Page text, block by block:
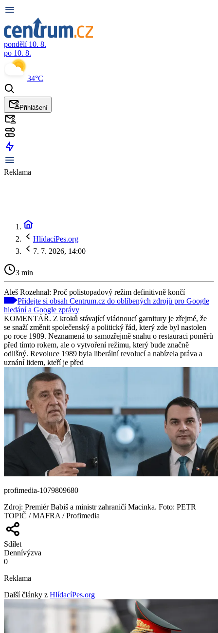
pondělí 10. 8.
po 10. 8.
34°C
Přihlášení
Reklama
HlídacíPes.org
7. 7. 2026, 14:00
3 min
Aleš Rozehnal: Proč polistopadový režim definitivně končí
Přidejte si obsah Centrum.cz do oblíbených zdrojů pro Google
hledání a Google zprávy
KOMENTÁŘ. Z kroků stávající vládnoucí garnitury je zřejmé, že
se snaží změnit společenský a politický řád, který zde byl nastolen
po roce 1989. Neznamená to samozřejmě snahu o restauraci poměrů
před tímto rokem, ale o vytvoření režimu, který bude značně
odlišný. Revoluce 1989 byla liberální revolucí a nabízela práva a
uznání lidem, kteří je před
profimedia-1079809680
Zdroj: Premiér Babiš a ministr zahraničí Macinka. Foto: PETR
TOPIČ / MAFRA / Profimedia
Sdílet
Dennívýzva
0
Reklama
Další články z HlídacíPes.org